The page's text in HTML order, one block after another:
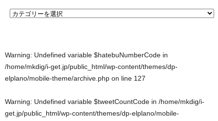
Warning: Undefined variable $hatebuNumberCode in
/home/mkdig/i-get.jp/public_html/wp-content/themes/dp-
elplano/mobile-theme/archive.php on line 127
Warning: Undefined variable $tweetCountCode in /home/mkdig/i-
get.jp/public_html/wp-content/themes/dp-elplano/mobile-